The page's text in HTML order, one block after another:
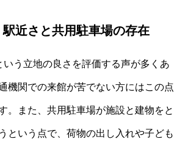
近さと共用駐車場の存在
いう立地の良さを評価する声が多くあ
機関での来館が苦でない方にはこの点
。また、共用駐車場が施設と建物をと
という点で、荷物の出し入れや子ども